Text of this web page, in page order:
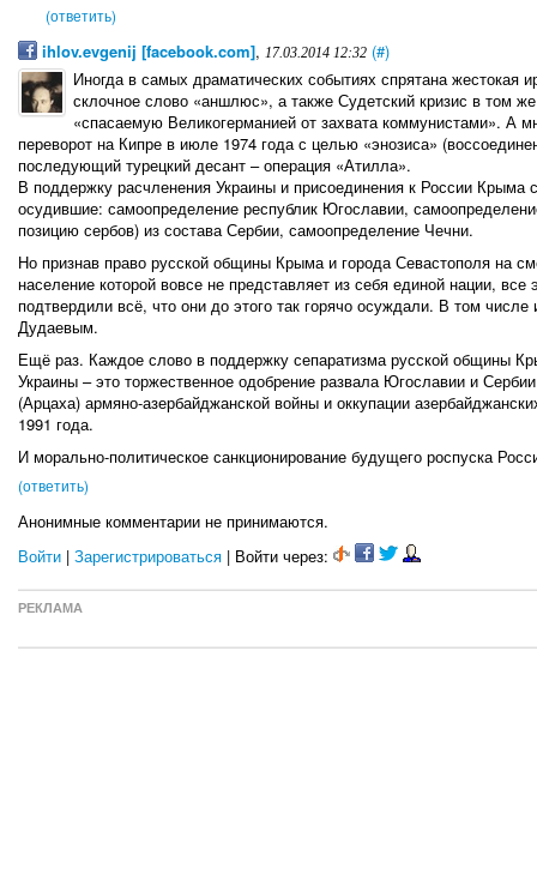
(ответить)
ihlov.evgenij [facebook.com], 17.03.2014 12:32 (#)
Иногда в самых драматических событиях спрятана
склочное слово «аншлюс», а также Судетский кризис в том
«спасаемую Великогерманией от захвата коммунистами». А
переворот на Кипре в июле 1974 года с целью «энозиса»
последующий турецкий десант – операция «Атилла».
В поддержку расчленения Украины и присоединения к России Крыма
осудившие: самоопределение республик Югославии,
позицию сербов) из состава Сербии, самоопределение Чечни.
Но признав право русской общины Крыма и города Севастополя на
население которой вовсе не представляет из себя единой нации,
подтвердили всё, что они до этого так горячо осуждали. В том
Дудаевым.
Ещё раз. Каждое слово в поддержку сепаратизма русской общины
Украины – это торжественное одобрение развала Югославии и
(Арцаха) армяно-азербайджанской войны и оккупации
1991 года.
И морально-политическое санкционирование будущего роспуска
(ответить)
Анонимные комментарии не принимаются.
Войти | Зарегистрироваться | Войти через:
РЕКЛАМА